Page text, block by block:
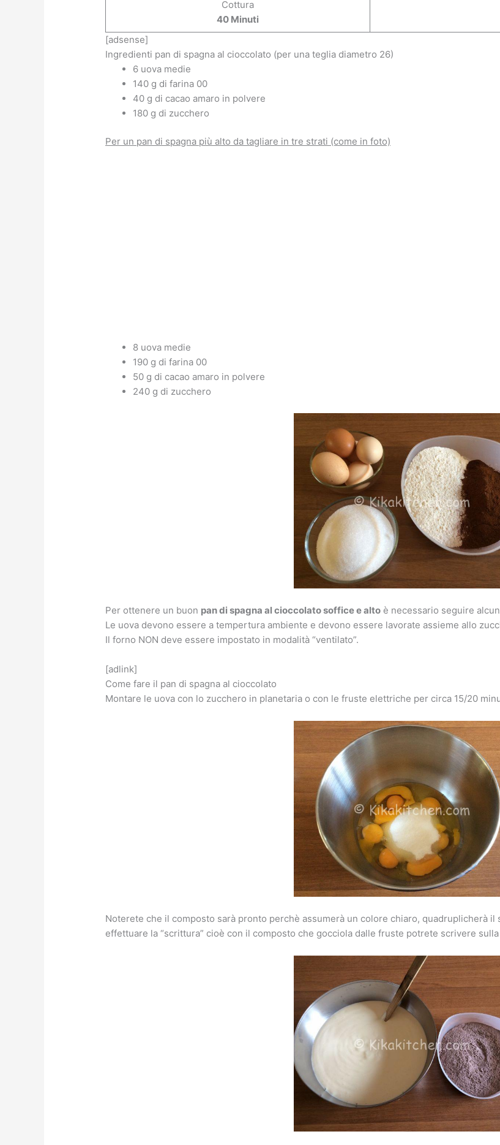
Cottura
40 Minuti
[adsense]
Ingredienti pan di spagna al cioccolato (per una teglia diametro 26)
6 uova medie
140 g di farina 00
40 g di cacao amaro in polvere
180 g di zucchero
Per un pan di spagna più alto da tagliare in tre strati (come in foto)
8 uova medie
190 g di farina 00
50 g di cacao amaro in polvere
240 g di zucchero
Per ottenere un buon pan di spagna al cioccolato soffice e alto è necessario seguire
Le uova devono essere a tempertura ambiente e devono essere lavorate assieme allo
Il forno NON deve essere impostato in modalità “ventilato”.
[adlink]
Come fare il pan di spagna al cioccolato
Montare le uova con lo zucchero in planetaria o con le fruste elettriche per circa 15/20
Noterete che il composto sarà pronto perchè assumerà un colore chiaro, quadruplicherà
effettuare la “scrittura” cioè con il composto che gocciola dalle fruste potrete scrivere